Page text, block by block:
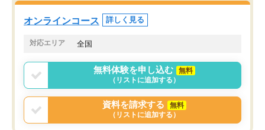
る勉強」から「目標のための勉強」へ
意識が変わったことが、目標校への合
た。自分から学ぶ姿勢を
オンラインコース 詳しく見る
対応エリア 全国
無料体験を申し込む
無料
（リストに追加する）
資料を請求する
無料
（リストに追加する）